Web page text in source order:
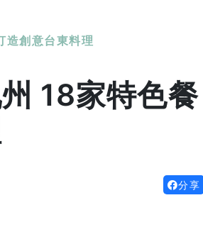
造創意台東料理
18家特色餐
分享